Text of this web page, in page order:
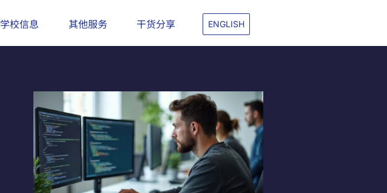
学校信息 其他服务 干货分享 ENGLISH